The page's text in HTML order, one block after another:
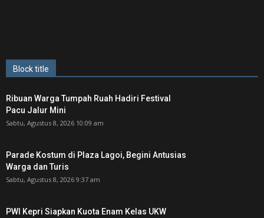
Block title
Ribuan Warga Tumpah Ruah Hadiri Festival
Pacu Jalur Mini
Sabtu, Agustus 8, 2026 10:09 am
Parade Kostum di Plaza Lagoi, Begini Antusias
Warga dan Turis
Sabtu, Agustus 8, 2026 9:37 am
PWI Kepri Siapkan Kuota Enam Kelas UKW